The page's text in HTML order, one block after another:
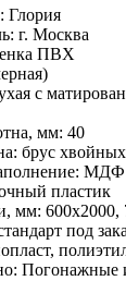
Глория
г. Москва
ПВХ
с
мм: 40
брус
МДФ
пластик
мм: 600х2000,
под
Погонажные